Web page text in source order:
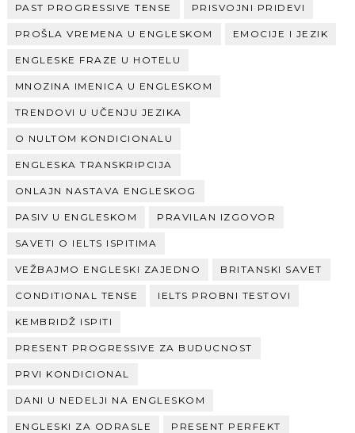
PAST PROGRESSIVE TENSE PRISVOJNI PRIDEVI
PROŠLA VREMENA U ENGLESKOM EMOCIJE I JEZIK
ENGLESKE FRAZE U HOTELU
MNOZINA IMENICA U ENGLESKOM
TRENDOVI U UČENJU JEZIKA
O NULTOM KONDICIONALU
ENGLESKA TRANSKRIPCIJA
ONLAJN NASTAVA ENGLESKOG
PASIV U ENGLESKOM PRAVILAN IZGOVOR
SAVETI O IELTS ISPITIMA
VEŽBAJMO ENGLESKI ZAJEDNO BRITANSKI SAVET
CONDITIONAL TENSE IELTS PROBNI TESTOVI
KEMBRIDŽ ISPITI
PRESENT PROGRESSIVE ZA BUDUCNOST
PRVI KONDICIONAL
DANI U NEDELJI NA ENGLESKOM
ENGLESKI ZA ODRASLE PRESENT PERFEKT